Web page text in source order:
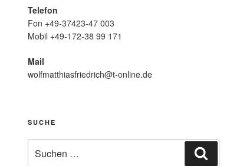
Telefon
Fon +49-37423-47 003
Mobil +49-172-38 99 171
Mail
wolfmatthiasfriedrich@t-online.de
SUCHE
nach: